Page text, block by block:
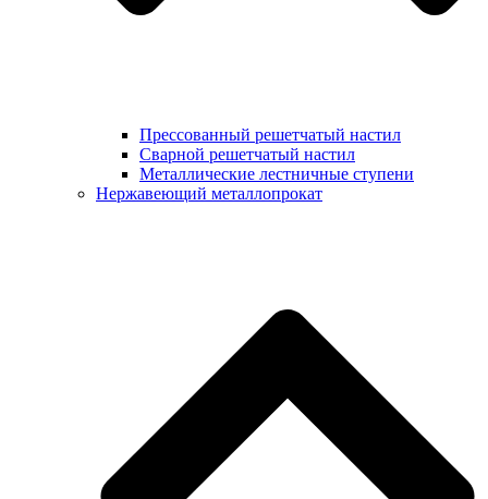
Прессованный решетчатый настил
Сварной решетчатый настил
Металлические лестничные ступени
Нержавеющий металлопрокат